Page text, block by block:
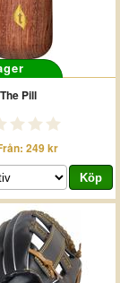
The Pill
249 kr